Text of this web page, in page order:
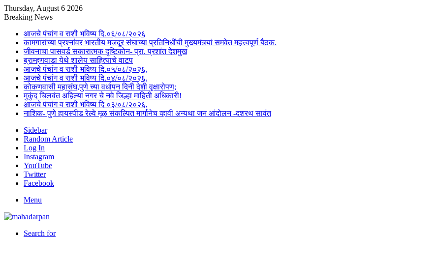
Thursday, August 6 2026
Breaking News
आजचे पंचांग व राशी भविष्य दि.०६/०८/२०२६
कामगारांच्या प्रश्नांवर भारतीय मजदूर संघाच्या प्रतिनिधींची मुख्यमंत्र्यां समवेत महत्त्वपूर्ण बैठक.
जीवनाचा पासवर्ड सकारात्मक दृष्टिकोन- प्रा. प्रशांत देशमुख
ब्राम्हणवाडा येथे शालेय साहित्याचे वाटप
आजचे पंचांग व राशी भविष्य दि.०५/०८/२०२६,
आजचे पंचांग व राशी भविष्य दि.०४/०८/२०२६,
कोकणवासी महासंघ,पुणे च्या वर्धापन दिनी देशी वृक्षारोपण;
मुकुंद चिलवंत अहिल्या नगर चे नवे जिल्हा माहिती अधिकारी!
आजचे पंचांग व राशी भविष्य दि ०३/०८/२०२६,
नाशिक- पुणे हायस्पीड रेल्वे मूळ संकल्पित मार्गानेच व्हावी अन्यथा जन आंदोलन -दशरथ सावंत
Sidebar
Random Article
Log In
Instagram
YouTube
Twitter
Facebook
Menu
Search for